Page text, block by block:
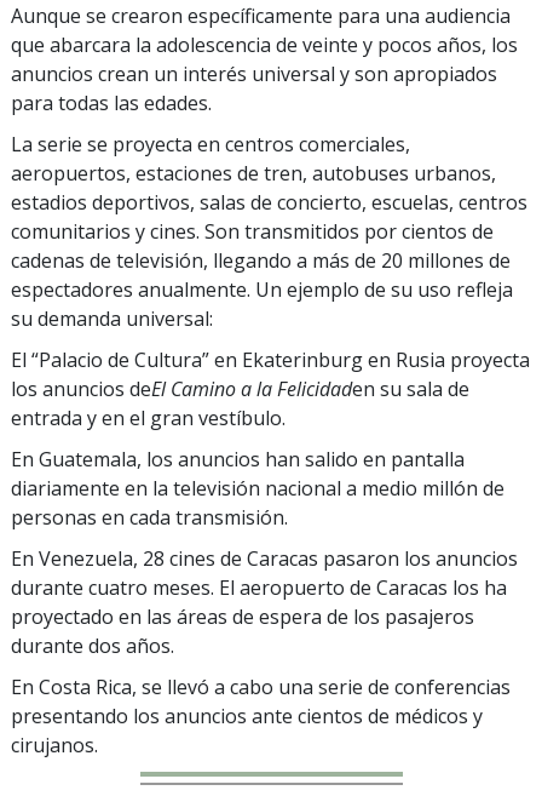
Aunque se crearon específicamente para una audiencia
que abarcara la adolescencia de veinte y pocos años, los
anuncios crean un interés universal y son apropiados
para todas las edades.
La serie se proyecta en centros comerciales,
aeropuertos, estaciones de tren, autobuses urbanos,
estadios deportivos, salas de concierto, escuelas, centros
comunitarios y cines. Son transmitidos por cientos de
cadenas de televisión, llegando a más de 20 millones de
espectadores anualmente. Un ejemplo de su uso refleja
su demanda universal:
El “Palacio de Cultura” en Ekaterinburg en Rusia proyecta
los anuncios deEl Camino a la Felicidaden su sala de
entrada y en el gran vestíbulo.
En Guatemala, los anuncios han salido en pantalla
diariamente en la televisión nacional a medio millón de
personas en cada transmisión.
En Venezuela, 28 cines de Caracas pasaron los anuncios
durante cuatro meses. El aeropuerto de Caracas los ha
proyectado en las áreas de espera de los pasajeros
durante dos años.
En Costa Rica, se llevó a cabo una serie de conferencias
presentando los anuncios ante cientos de médicos y
cirujanos.